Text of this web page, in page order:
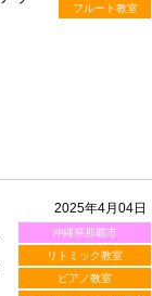
フルート教室
2025年4月04日
沖縄県那覇市
リトミック教室
ピアノ教室